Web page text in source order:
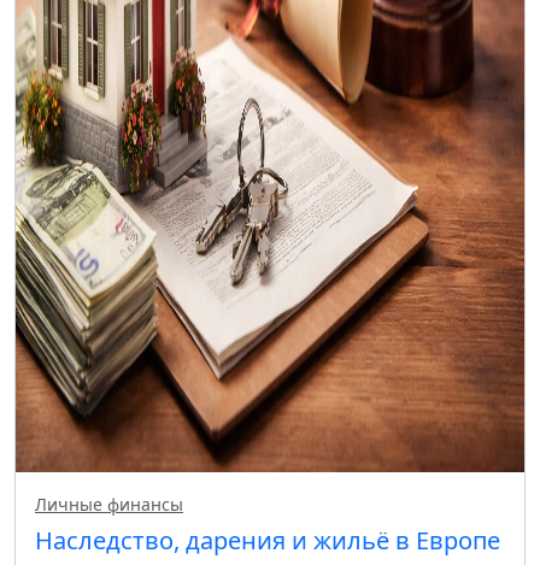
Личные финансы
Наследство, дарения и жильё в Европе